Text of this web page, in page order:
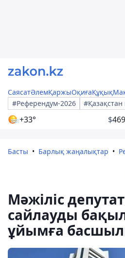
СаясатӘлемҚаржыОқиғаҚұқық
#Референдум-2026
+33° $
Басты Барлық жаңалықтар
Мәжіліс
сайлауды
ұйымға